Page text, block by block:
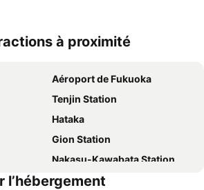
à proximité
Aéroport de Fukuoka
Tenjin Station
Hataka
Gion Station
Nakasu-Kawabata Station
Fukuoka Yafuoku! Dome
l’hébergement